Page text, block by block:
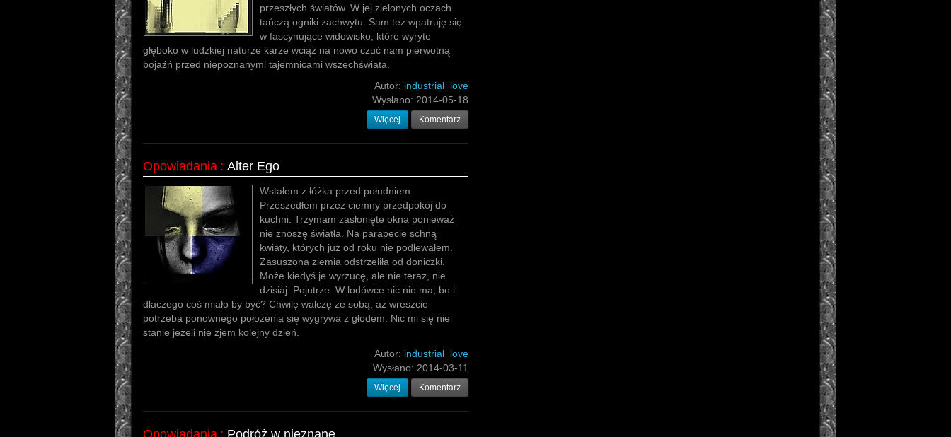
przeszłych światów. W jej zielonych oczach
tańczą ogniki zachwytu. Sam też wpatruję się
w fascynujące widowisko, które wyryte
głęboko w ludzkiej naturze karze wciąż na nowo czuć nam pierwotną
bojaźń przed niepoznanymi tajemnicami wszechświata.
Autor: industrial_love
Wysłano: 2014-05-18
Więcej Komentarz
Opowiadania : Alter Ego
Wstałem z łóżka przed południem.
Przeszedłem przez ciemny przedpokój do
kuchni. Trzymam zasłonięte okna ponieważ
nie znoszę światła. Na parapecie schną
kwiaty, których już od roku nie podlewałem.
Zasuszona ziemia odstrzeliła od doniczki.
Może kiedyś je wyrzucę, ale nie teraz, nie
dzisiaj. Pojutrze. W lodówce nic nie ma, bo i
dlaczego coś miało by być? Chwilę walczę ze sobą, aż wreszcie
potrzeba ponownego położenia się wygrywa z głodem. Nic mi się nie
stanie jeżeli nie zjem kolejny dzień.
Autor: industrial_love
Wysłano: 2014-03-11
Więcej Komentarz
Opowiadania : Podróż w nieznane